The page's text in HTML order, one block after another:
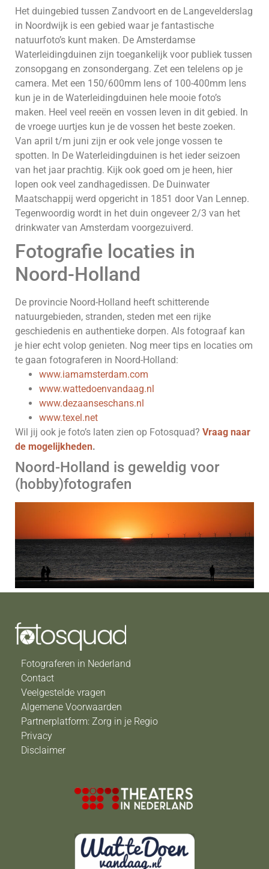
Het duingebied tussen Zandvoort en de Langevelderslag
in Noordwijk is een gebied waar je fantastische
natuurfoto’s kunt maken. De Amsterdamse
Waterleidingduinen zijn toegankelijk voor publiek tussen
zonsopgang en zonsondergang. Zet een telelens op je
camera. Met een 150/600mm lens of 100-400mm lens
kun je in de Waterleidingduinen hele mooie foto’s
maken. Heel veel reeën en vossen leven in dit gebied. In
de vroege uurtjes kun je de vossen het beste zoeken.
Van april t/m juni zijn er ook vele jonge vossen te
spotten. In De Waterleidingduinen is het ieder seizoen
van het jaar prachtig. Kijk ook goed om je heen, hier
lopen ook veel zandhagedissen. De Duinwater
Maatschappij werd opgericht in 1851 door Van Lennep.
Tegenwoordig wordt in het duin ongeveer 2/3 van het
drinkwater van Amsterdam voorgezuiverd.
Fotografie locaties in
Noord-Holland
De provincie Noord-Holland heeft schitterende
natuurgebieden, stranden, steden met een rijke
geschiedenis en authentieke dorpen. Als fotograaf kan
je hier echt volop genieten. Nog meer tips en locaties om
te gaan fotograferen in Noord-Holland:
www.iamamsterdam.com
www.wattedoenvandaag.nl
www.dezaanseschans.nl
www.texel.net
Wil jij ook je foto’s laten zien op Fotosquad? Vraag naar
de mogelijkheden.
Noord-Holland is geweldig voor
(hobby)fotografen
Fotograferen in Nederland
Contact
Veelgestelde vragen
Algemene Voorwaarden
Partnerplatform: Zorg in je Regio
Privacy
Disclaimer